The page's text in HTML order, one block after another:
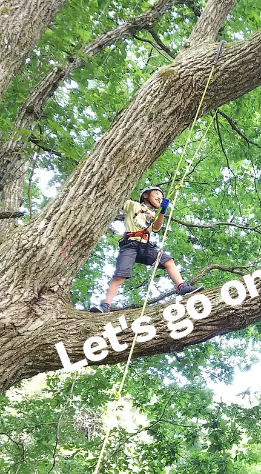
TOP
Let's go